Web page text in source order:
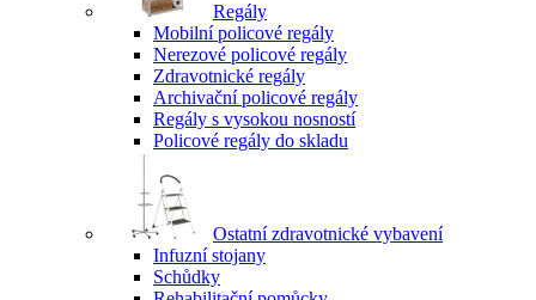
Regály
Mobilní policové regály
Nerezové policové regály
Zdravotnické regály
Archivační policové regály
Regály s vysokou nosností
Policové regály do skladu
Ostatní zdravotnické vybavení
Infuzní stojany
Schůdky